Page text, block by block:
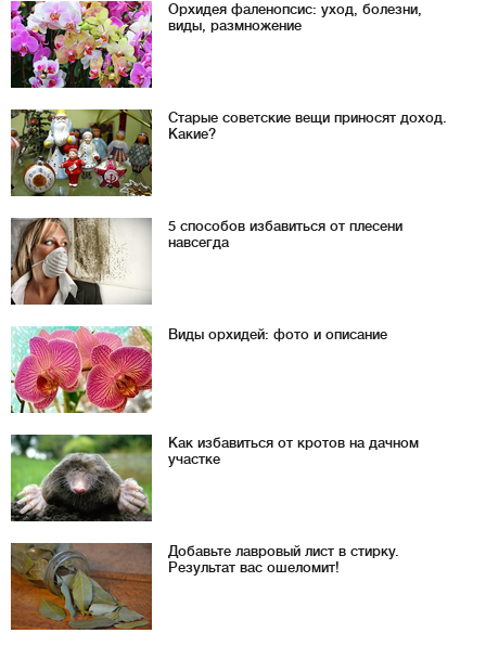
Орхидея фаленопсис: уход, болезни,
виды, размножение
Старые советские вещи приносят доход.
Какие?
5 способов избавиться от плесени
навсегда
Виды орхидей: фото и описание
Как избавиться от кротов на дачном
участке
Добавьте лавровый лист в стирку.
Результат вас ошеломит!